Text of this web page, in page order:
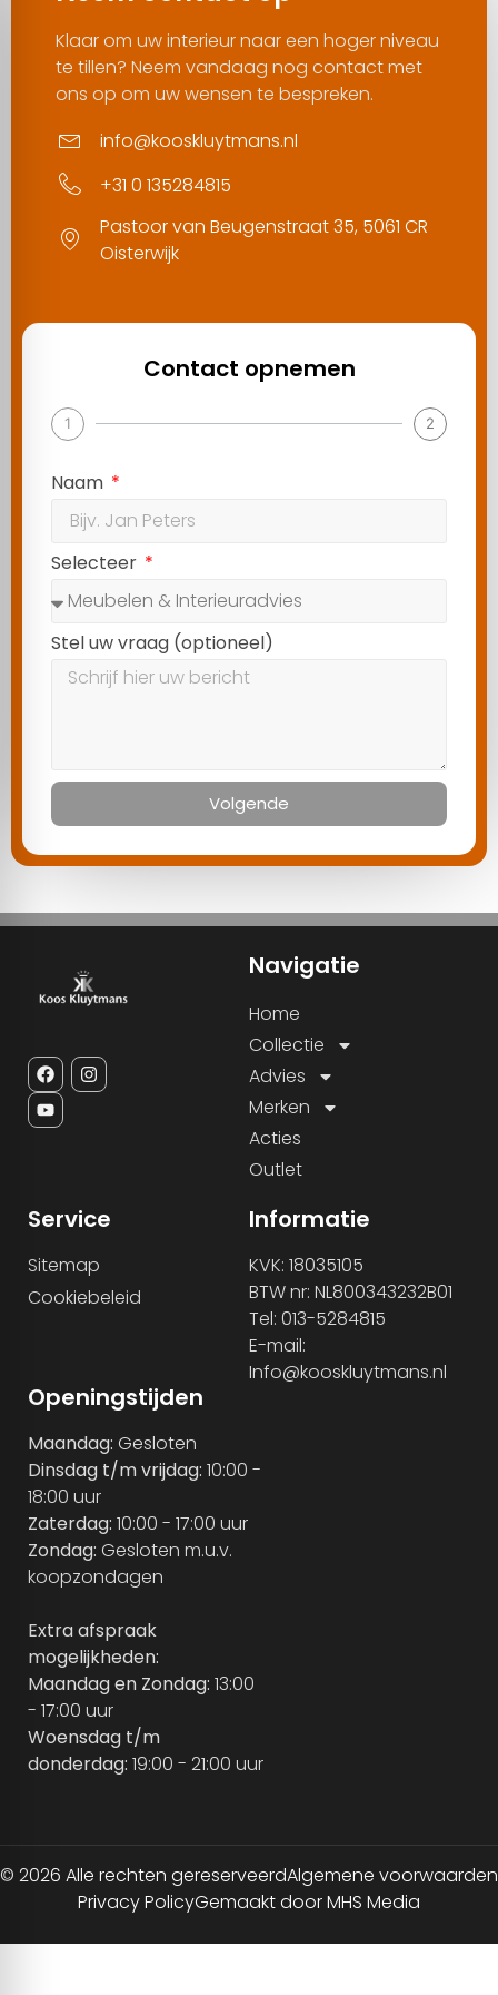
Klaar om uw interieur naar een hoger niveau
te tillen? Neem vandaag nog contact met
ons op om uw wensen te bespreken.
info@kooskluytmans.nl
+31 0 135284815
Pastoor van Beugenstraat 35, 5061 CR
Oisterwijk
Contact opnemen
1 2
Naam
Selecteer
Stel uw vraag (optioneel)
Volgende
Navigatie
Home
Collectie
Advies
Merken
Acties
Outlet
Service
Sitemap
Cookiebeleid
Informatie
KVK: 18035105
BTW nr: NL800343232B01
Tel: 013-5284815
E-mail:
Info@kooskluytmans.nl
Openingstijden
Maandag: Gesloten
Dinsdag t/m vrijdag: 10:00 -
18:00 uur
Zaterdag: 10:00 - 17:00 uur
Zondag: Gesloten m.u.v.
koopzondagen
Extra afspraak
mogelijkheden:
Maandag en Zondag: 13:00
- 17:00 uur
Woensdag t/m
donderdag: 19:00 - 21:00 uur
© 2026 Alle rechten gereserveerdAlgemene voorwaarden
Privacy PolicyGemaakt door MHS Media